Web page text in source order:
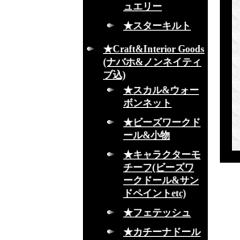
ュエリー
★スターキルト
★Craft&Interior Goods
(ナバホ&ノンネイティ
ブ込)
★スカル&ウォー
ボンネット
★ビーズワークド
ール&小物
★キャラクターモ
チーフ(ビーズワ
ークドール&サン
ドペイントetc)
★フェテッシュ
★カチーナドール